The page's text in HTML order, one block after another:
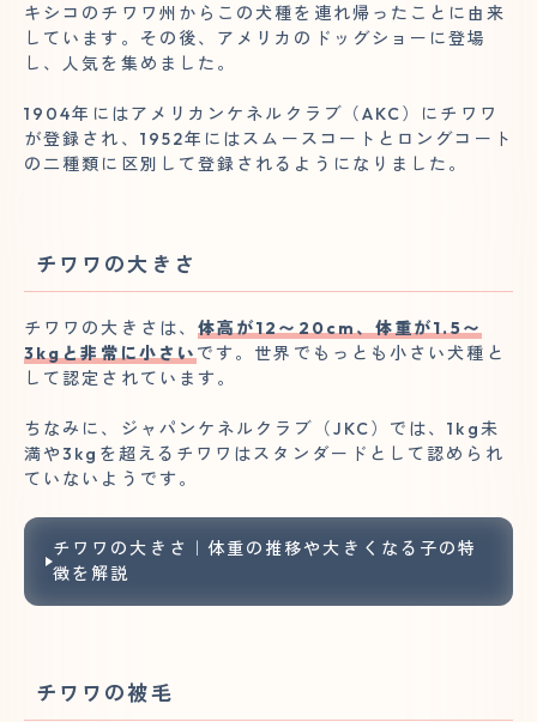
キシコのチワワ州からこの犬種を連れ帰ったことに由来
しています。その後、アメリカのドッグショーに登場
し、人気を集めました。
1904年にはアメリカンケネルクラブ（AKC）にチワワ
が登録され、1952年にはスムースコートとロングコート
の二種類に区別して登録されるようになりました。
チワワの大きさ
チワワの大きさは、 体高が12〜20cm、体重が1.5〜
3kgと非常に小さい です。世界でもっとも小さい犬種と
して認定されています。
ちなみに、ジャパンケネルクラブ（JKC）では、1kg未
満や3kgを超えるチワワはスタンダードとして認められ
ていないようです。
チワワの大きさ｜体重の推移や大きくなる子の特
徴を解説
チワワの被毛